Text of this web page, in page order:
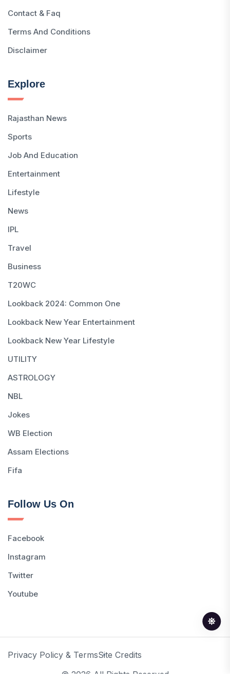
Contact & Faq
Terms And Conditions
Disclaimer
Explore
Rajasthan News
Sports
Job And Education
Entertainment
Lifestyle
News
IPL
Travel
Business
T20WC
Lookback 2024: Common One
Lookback New Year Entertainment
Lookback New Year Lifestyle
UTILITY
ASTROLOGY
NBL
Jokes
WB Election
Assam Elections
Fifa
Follow Us On
Facebook
Instagram
Twitter
Youtube
Privacy Policy & TermsSite Credits
© 2026 All Rights Reserved